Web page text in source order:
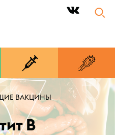
|
ВАКЦИНЫ
В